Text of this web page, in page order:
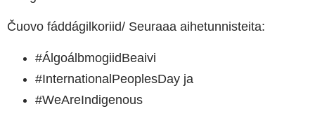
Čuovo fáddágilkoriid/ Seuraaa aihetunnisteita:
#ÁlgoálbmogiidBeaivi
#InternationalPeoplesDay ja
#WeAreIndigenous